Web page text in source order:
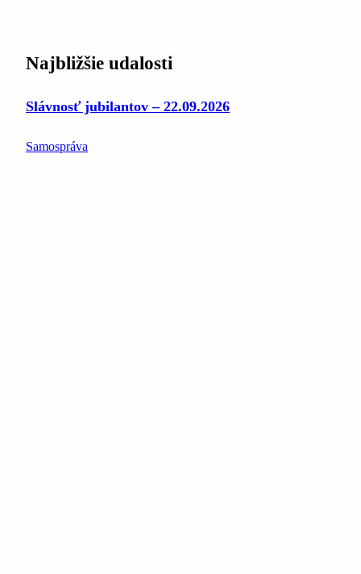
Najbližšie udalosti
Slávnosť jubilantov – 22.09.2026
Samospráva